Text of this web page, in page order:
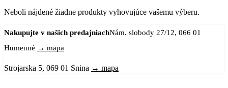
Neboli nájdené žiadne produkty vyhovujúce vašemu výberu.
Nakupujte v našich predajniachNám. slobody 27/12, 066 01
Humenné → mapa
Strojarska 5, 069 01 Snina → mapa